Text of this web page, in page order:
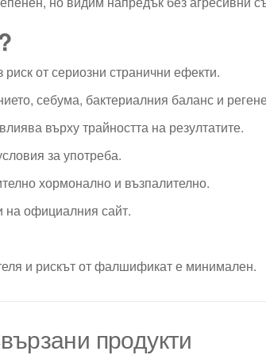
от сериозни странични ефекти.
себума, бактериалния баланс и
върху трайността на резултатите.
за употреба.
хормонално и възпалително.
на официалния сайт.
и рискът от фалшификат е минимален.
продукти